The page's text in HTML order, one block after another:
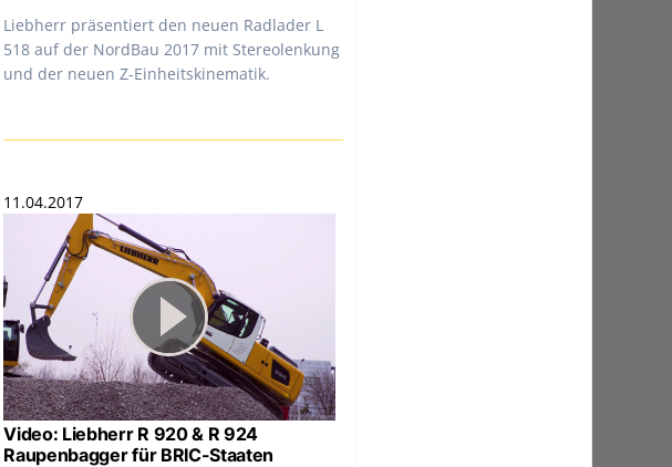
Liebherr präsentiert den neuen Radlader L
518 auf der NordBau 2017 mit Stereolenkung
und der neuen Z-Einheitskinematik.
11.04.2017
Video: Liebherr R 920 & R 924
Raupenbagger für BRIC-Staaten